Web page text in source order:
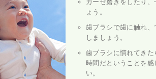
ガーゼ磨きをしたり
ょう。
歯ブラシで歯に触れ
しましょう。
歯ブラシに慣れてき
時間だということを
い。